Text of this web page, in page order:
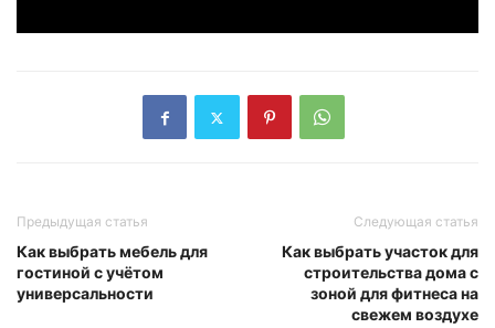
Предыдущая статья
Как выбрать мебель для
гостиной с учётом
универсальности
Следующая статья
Как выбрать участок для
строительства дома с
зоной для фитнеса на
свежем воздухе